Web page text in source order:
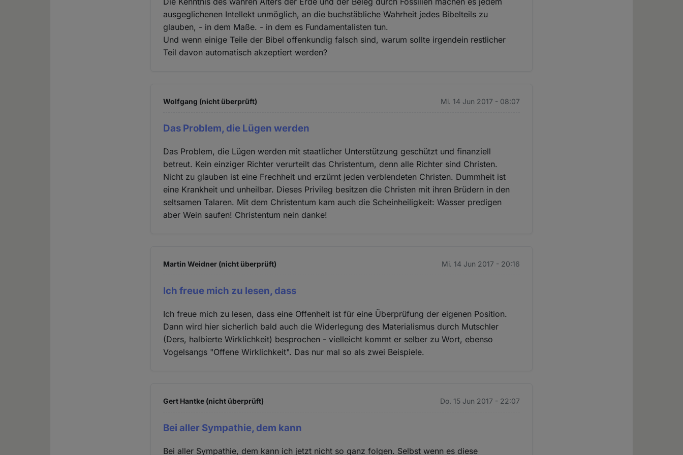
ausgeglichenen Intellekt unmöglich, an die buchstäbliche Wahrheit jedes Bibelteils zu
glauben, - in dem Maße. - in dem es Fundamentalisten tun.
Und wenn einige Teile der Bibel offenkundig falsch sind, warum sollte irgendein restlicher
Teil davon automatisch akzeptiert werden?
Wolfgang (nicht überprüft) Mi. 14 Jun 2017 - 08:07
Das Problem, die Lügen werden
Das Problem, die Lügen werden mit staatlicher Unterstützung geschützt und finanziell
betreut. Kein einziger Richter verurteilt das Christentum, denn alle Richter sind Christen.
Nicht zu glauben ist eine Frechheit und erzürnt jeden verblendeten Christen. Dummheit ist
eine Krankheit und unheilbar. Dieses Privileg besitzen die Christen mit ihren Brüdern in den
seltsamen Talaren. Mit dem Christentum kam auch die Scheinheiligkeit: Wasser predigen
aber Wein saufen! Christentum nein danke!
Martin Weidner (nicht überprüft) Mi. 14 Jun 2017 - 20:16
Ich freue mich zu lesen, dass
Ich freue mich zu lesen, dass eine Offenheit ist für eine Überprüfung der eigenen Position.
Dann wird hier sicherlich bald auch die Widerlegung des Materialismus durch Mutschler
(Ders, halbierte Wirklichkeit) besprochen - vielleicht kommt er selber zu Wort, ebenso
Vogelsangs "Offene Wirklichkeit". Das nur mal so als zwei Beispiele.
Gert Hantke (nicht überprüft) Do. 15 Jun 2017 - 22:07
Bei aller Sympathie, dem kann
Bei aller Sympathie, dem kann ich jetzt nicht so ganz folgen. Selbst wenn es diese